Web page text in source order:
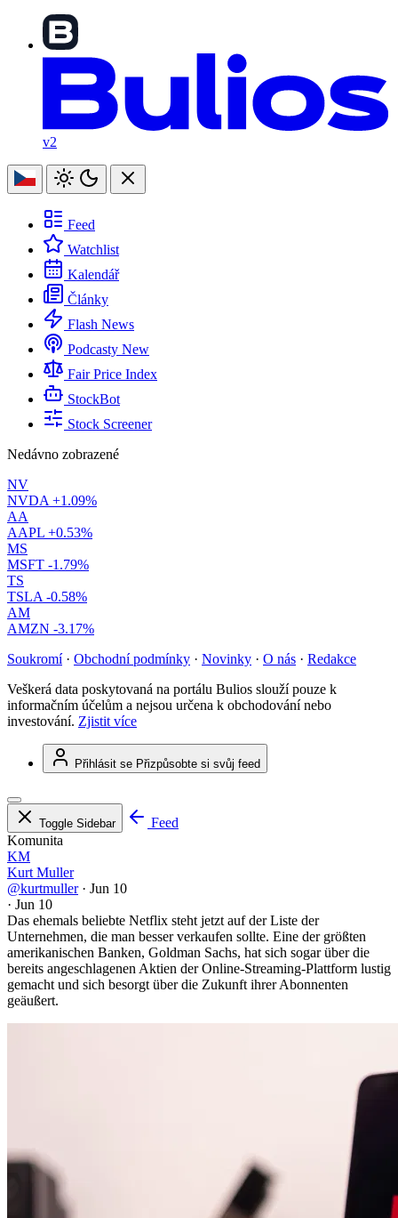
v2
Feed
Watchlist
Kalendář
Články
Flash News
Podcasty New
Fair Price Index
StockBot
Stock Screener
Nedávno zobrazené
NV
NVDA +1.09%
AA
AAPL +0.53%
MS
MSFT -1.79%
TS
TSLA -0.58%
AM
AMZN -3.17%
Soukromí · Obchodní podmínky · Novinky · O nás · Redakce
Veškerá data poskytovaná na portálu Bulios slouží pouze k
informačním účelům a nejsou určena k obchodování nebo
investování. Zjistit více
Přihlásit se Přizpůsobte si svůj feed
Toggle Sidebar
Feed
Komunita
KM
Kurt Muller
@kurtmuller · Jun 10
· Jun 10
Das ehemals beliebte Netflix steht jetzt auf der Liste der
Unternehmen, die man besser verkaufen sollte. Eine der größten
amerikanischen Banken, Goldman Sachs, hat sich sogar über die
bereits angeschlagenen Aktien der Online-Streaming-Plattform lustig
gemacht und sich besorgt über die Zukunft ihrer Abonnenten
geäußert.